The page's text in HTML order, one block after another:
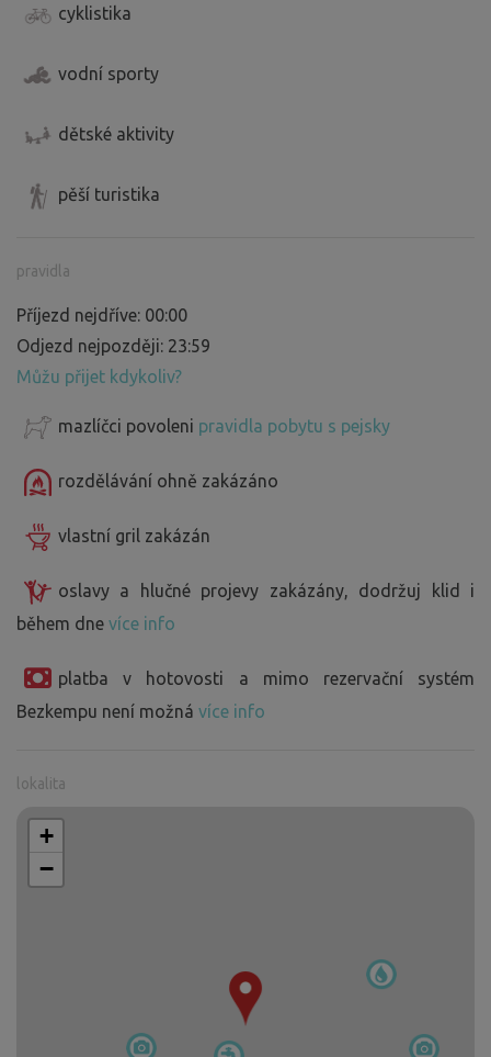
cyklistika
vodní sporty
dětské aktivity
pěší turistika
pravidla
Příjezd nejdříve: 00:00
Odjezd nejpozději: 23:59
Můžu přijet kdykoliv?
mazlíčci povoleni pravidla pobytu s pejsky
rozdělávání ohně zakázáno
vlastní gril zakázán
oslavy a hlučné projevy zakázány, dodržuj klid i
během dne více info
platba v hotovosti a mimo rezervační systém
Bezkempu není možná více info
lokalita
+
−